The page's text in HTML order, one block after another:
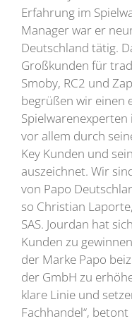
Erfahrung im
Manager war er
Deutschland tätig.
Großkunden für
Smoby, RC2 und
begrüßen wir einen
vor allem durch
Key Kunden und
auszeichnet. Wir
von Papo
so Christian
SAS. Jourdan hat
Kunden zu
der Marke Papo
der GmbH zu
klare Linie und
Fachhandel“,